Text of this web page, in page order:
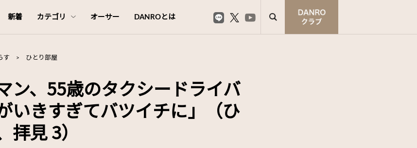
新着 カテゴリ オーサー DANROとは
す > ひとり部屋
ン、55歳のタクシードライバ
いきすぎてバツイチに」（ひ
拝見 3）